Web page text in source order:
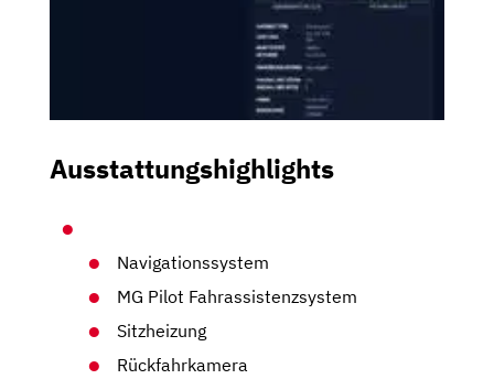
Ausstattungshighlights
Navigationssystem
MG Pilot Fahrassistenzsystem
Sitzheizung
Rückfahrkamera